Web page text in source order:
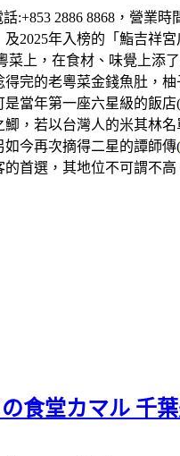
2886 8868，營業時
2025年入榜的「鮨吉
上，在食材、味覺上添
完的老粵菜金錢魚肚，
當年第一座六星級的飯
，若以台灣人的米其林
今再次摘得二星的譚師傳(
首選，其地位不可謂不高
食堂カマル 千